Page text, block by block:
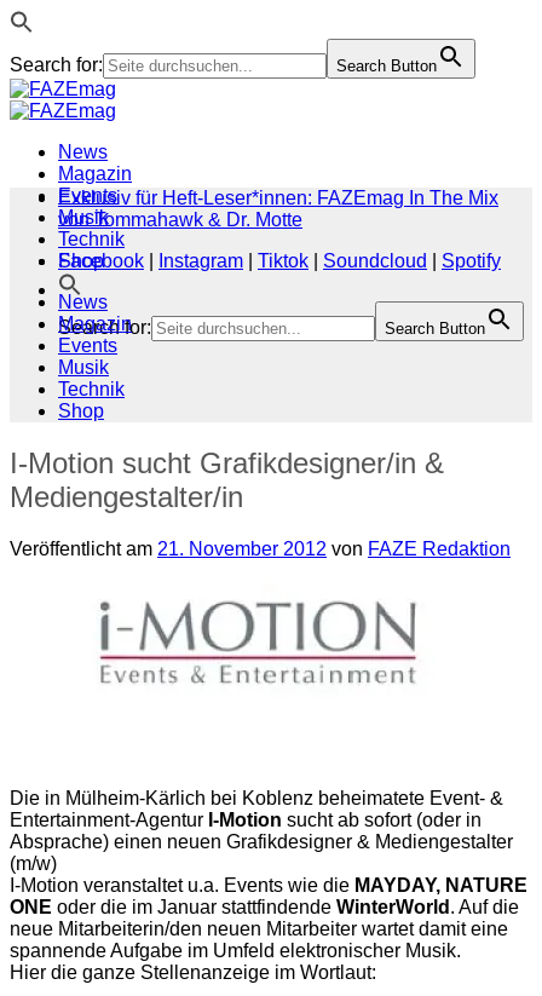
Search for: Search Button
Zum
Inhalt
News
Magazin
Events
Musik
Technik
Shop
Search for: Search Button
Exklusiv für Heft-Leser*innen: FAZEmag In The Mix
von Tommahawk & Dr. Motte
Facebook
Instagram Tiktok Soundcloud
Spotify
News
Magazin
Events
Musik
Technik
Shop
I-Motion sucht Grafikdesigner/in &
Mediengestalter/in
Veröffentlicht am 21. November 2012 von FAZE Redaktion
Die in Mülheim-Kärlich bei Koblenz beheimatete Event- &
Entertainment-Agentur I-Motion sucht ab sofort (oder in
Absprache) einen neuen Grafikdesigner & Mediengestalter
(m/w)
I-Motion veranstaltet u.a. Events wie die MAYDAY, NATURE
ONE oder die im Januar stattfindende WinterWorld . Auf die
neue Mitarbeiterin/den neuen Mitarbeiter wartet damit eine
spannende Aufgabe im Umfeld elektronischer Musik.
Hier die ganze Stellenanzeige im Wortlaut: